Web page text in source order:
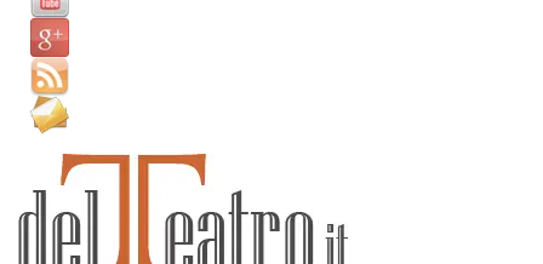
Palazzi consiglia
Video
Chi siamo
Contatti